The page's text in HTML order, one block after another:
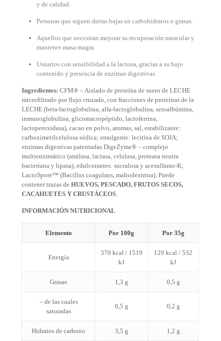
y de calidad.
Personas que siguen dietas bajas en carbohidratos o grasas.
Aquellos que necesitan mejorar su recuperación muscular y
mantener masa magra.
Usuarios con sensibilidad a la lactosa, gracias a su bajo
contenido y presencia de enzimas digestivas.
Ingredientes:CFM® – Aislado de proteína de suero de LECHE
microfiltrado por flujo cruzado, con fracciones de proteínas de la
LECHE (beta-lactoglobulina, alfa-lactoglobulina, seroalbúmina,
inmunoglobulina, glicomacropéptido, lactoferrina,
lactoperoxidasa), cacao en polvo, aromas, sal, estabilizante:
carboximetilcelulosa sódica; emulgente: lecitina de SOJA;
enzimas digestivas patentadas DigeZyme® – complejo
multienzimático (amilasa, lactasa, celulasa, proteasa neutra
bacteriana y lipasa), edulcorantes: sucralosa y acesulfamo-K;
LactoSpore™ (Bacillus coagulans, maltodextrina). Puede
contener trazas deHUEVOS, PESCADO, FRUTOS SECOS,
CACAHUETES Y CRUSTÁCEOS.
INFORMACIÓN NUTRICIONAL
Elemento Por 100g Por 35g
Energía
370 kcal / 1519
kJ
129 kcal / 532
kJ
Grasas 1,3 g 0,5 g
– de las cuales
saturadas
0,5 g 0,2 g
Hidratos de carbono 3,5 g 1,2 g